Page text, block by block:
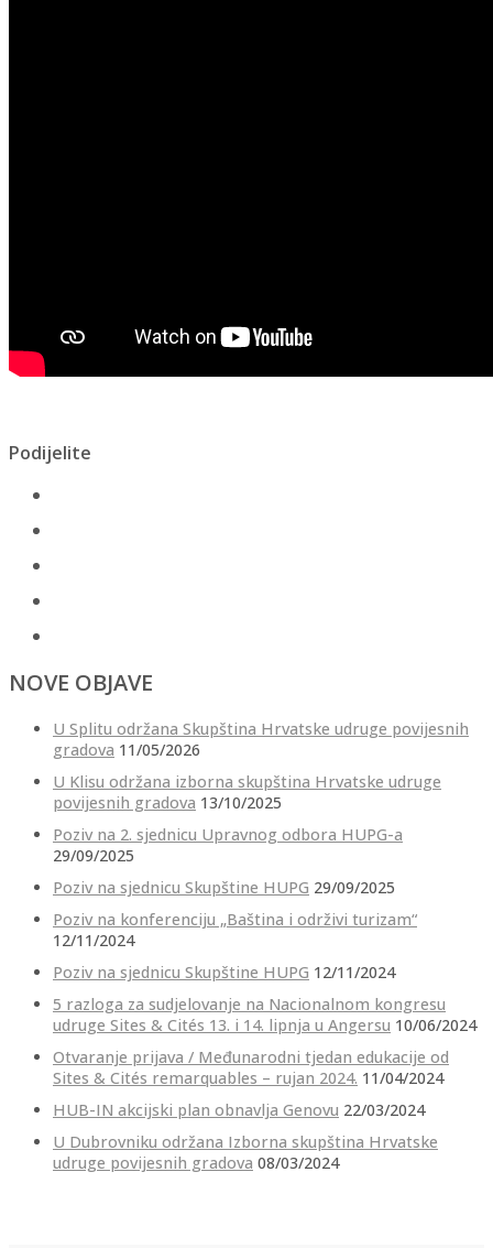
Podijelite
NOVE OBJAVE
U Splitu održana Skupština Hrvatske udruge povijesnih
gradova 11/05/2026
U Klisu održana izborna skupština Hrvatske udruge
povijesnih gradova 13/10/2025
Poziv na 2. sjednicu Upravnog odbora HUPG-a
29/09/2025
Poziv na sjednicu Skupštine HUPG 29/09/2025
Poziv na konferenciju „Baština i održivi turizam“
12/11/2024
Poziv na sjednicu Skupštine HUPG 12/11/2024
5 razloga za sudjelovanje na Nacionalnom kongresu
udruge Sites & Cités 13. i 14. lipnja u Angersu 10/06/2024
Otvaranje prijava / Međunarodni tjedan edukacije od
Sites & Cités remarquables – rujan 2024. 11/04/2024
HUB-IN akcijski plan obnavlja Genovu 22/03/2024
U Dubrovniku održana Izborna skupština Hrvatske
udruge povijesnih gradova 08/03/2024